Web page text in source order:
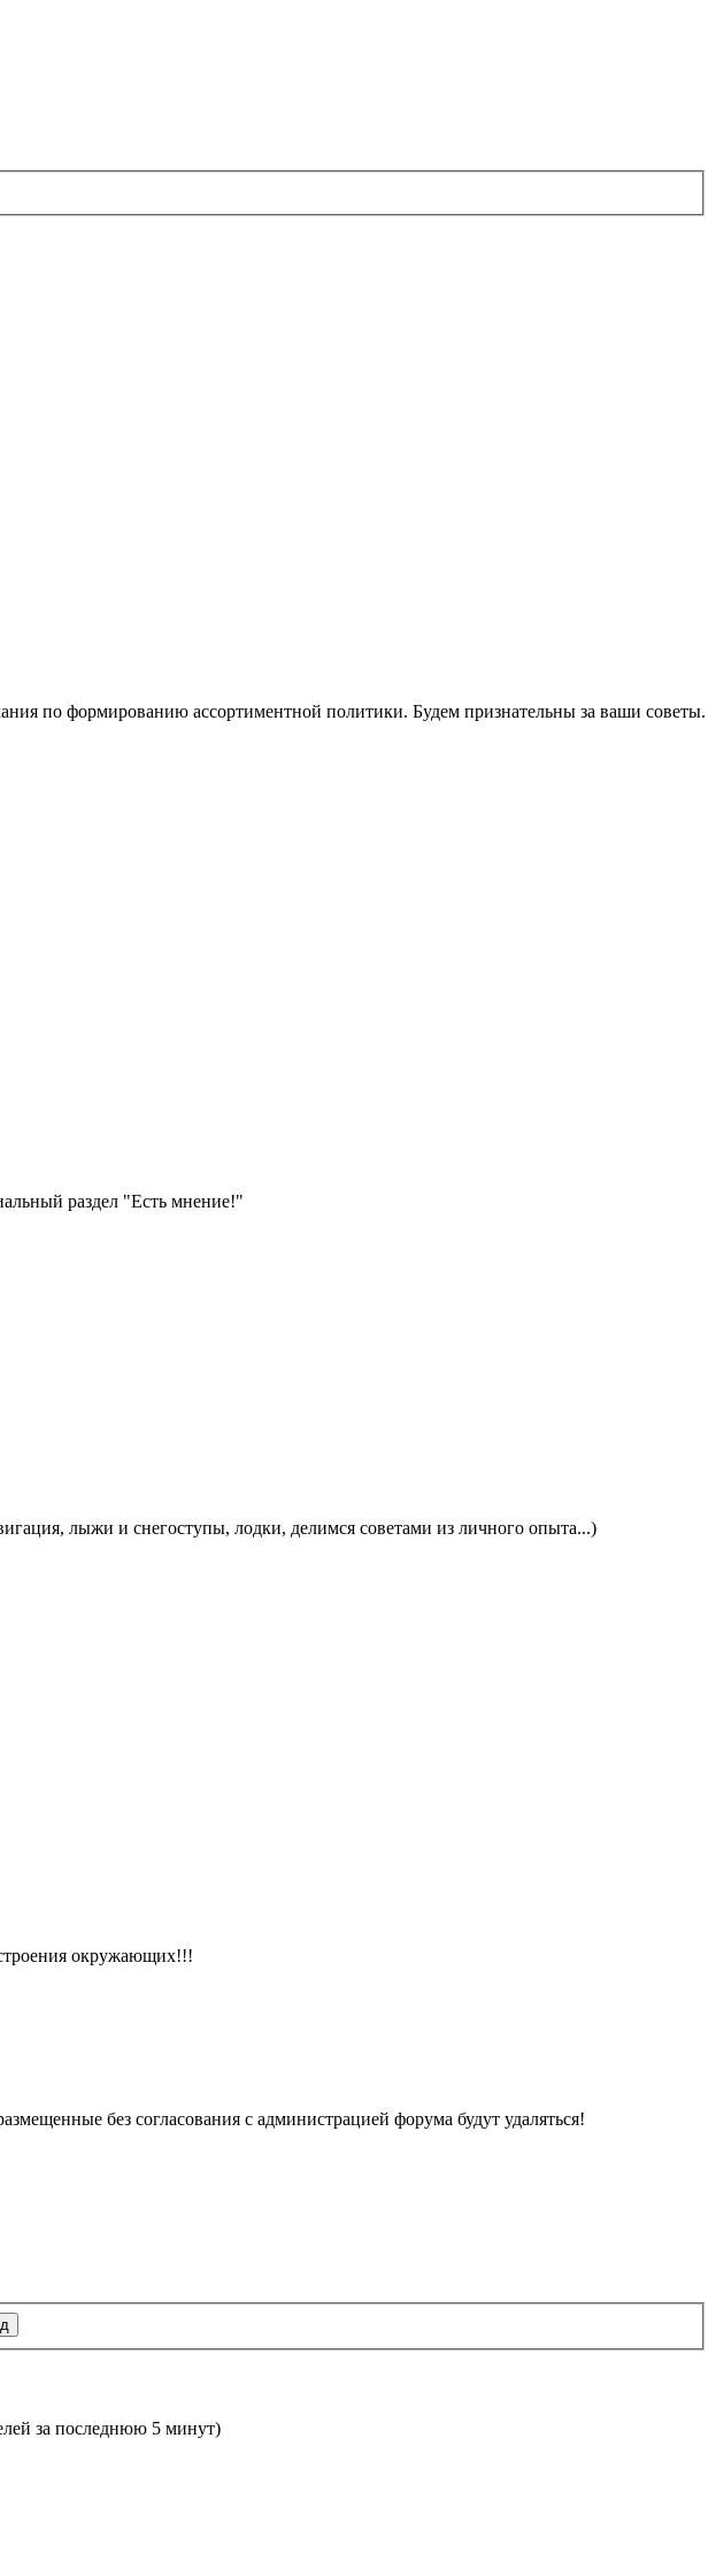
по формированию ассортиментной политики. Будем признательны за ваши советы.
раздел "Есть мнение!"
лыжи и снегоступы, лодки, делимся советами из личного опыта...)
окружающих!!!
без согласования с администрацией форума будут удаляться!
за последнюю 5 минут)